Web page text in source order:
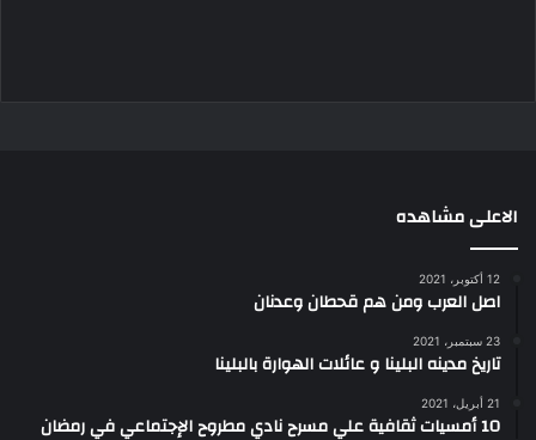
الاعلى مشاهده
12 أكتوبر، 2021
اصل العرب ومن هم قحطان وعدنان
23 سبتمبر، 2021
تاريخ مدينه البلينا و عائلات الهوارة بالبلينا
21 أبريل، 2021
10 أمسيات ثقافية علي مسرح نادي مطروح الإجتماعي في رمضان